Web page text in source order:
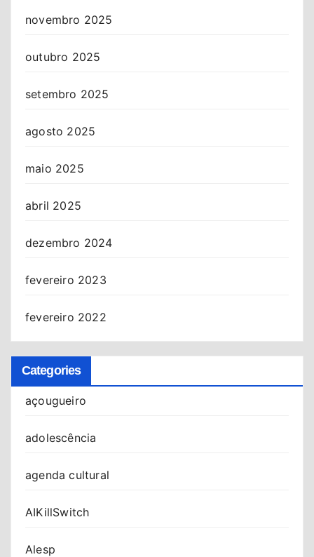
novembro 2025
outubro 2025
setembro 2025
agosto 2025
maio 2025
abril 2025
dezembro 2024
fevereiro 2023
fevereiro 2022
Categories
açougueiro
adolescência
agenda cultural
AIKillSwitch
Alesp